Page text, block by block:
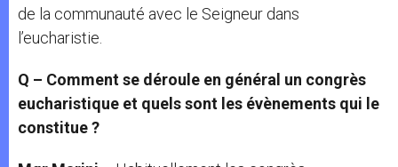
de la communauté avec le Seigneur dans
l’eucharistie.
Q – Comment se déroule en général un congrès
eucharistique et quels sont les évènements qui le
constitue ?